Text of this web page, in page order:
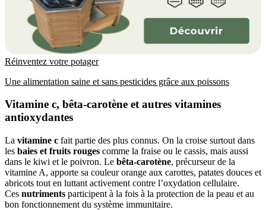
Réinventez votre potager
Une alimentation saine et sans pesticides grâce aux poissons
Vitamine c, bêta-carotène et autres vitamines
antioxydantes
La vitamine c fait partie des plus connus. On la croise surtout dans
les baies et fruits rouges comme la fraise ou le cassis, mais aussi
dans le kiwi et le poivron. Le bêta-carotène, précurseur de la
vitamine A, apporte sa couleur orange aux carottes, patates douces et
abricots tout en luttant activement contre l’oxydation cellulaire.
Ces nutriments participent à la fois à la protection de la peau et au
bon fonctionnement du système immunitaire.